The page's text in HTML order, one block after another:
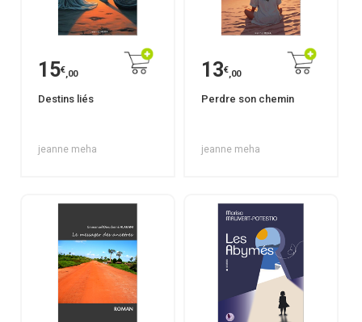
15€,00
Destins liés
jeanne meha
13€,00
Perdre son chemin
jeanne meha